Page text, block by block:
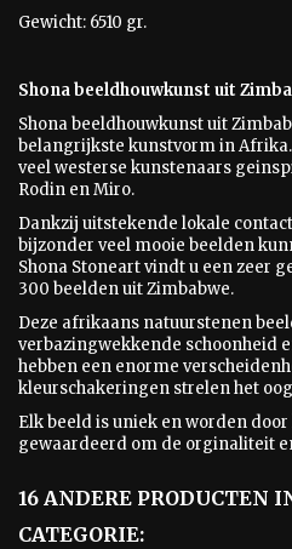
Gewicht: 6510 gr.
Shona beeldhouwkunst uit
Shona beeldhouwkunst uit
belangrijkste kunstvorm in
veel westerse kunstenaars
Rodin en Miro.
Dankzij uitstekende lokale
bijzonder veel mooie beelden
Shona Stoneart vindt u een zeer
300 beelden uit Zimbabwe.
Deze afrikaans natuurstenen
verbazingwekkende schoonheid
hebben een enorme
kleurschakeringen strelen het
Elk beeld is uniek en worden
gewaardeerd om de orginaliteit
16 ANDERE PRODUCTEN
CATEGORIE: